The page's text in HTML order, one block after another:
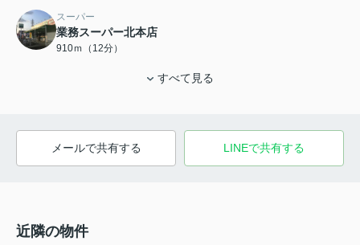
スーパー
業務スーパー北本店
910ｍ（12分）
すべて見る
メールで共有する LINEで共有する
近隣の物件